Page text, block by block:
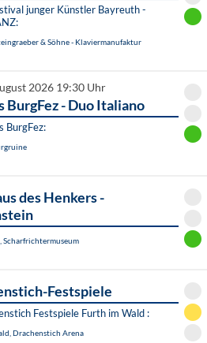
junger Künstler Bayreuth -
& Söhne - Klaviermanufaktur
2026 19:30 Uhr
BurgFez - Duo Italiano
BurgFez:
des Henkers -
Scharfrichtermuseum
Festspiele
Festspiele Furth im Wald :
Drachenstich Arena